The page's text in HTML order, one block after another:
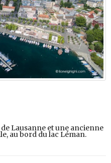
Lausanne et une ancienne
au bord du lac Léman.